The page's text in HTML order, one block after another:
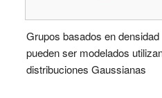
Grupos basados en densidad
pueden ser modelados
distribuciones Gaussianas